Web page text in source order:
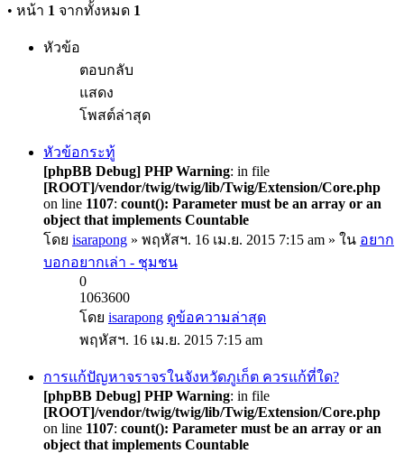
• หน้า 1 จากทั้งหมด 1
หัวข้อ
ตอบกลับ
แสดง
โพสต์ล่าสุด
หัวข้อกระทู้
[phpBB Debug] PHP Warning: in file
[ROOT]/vendor/twig/twig/lib/Twig/Extension/Core.php
on line 1107: count(): Parameter must be an array or an
object that implements Countable
โดย isarapong » พฤหัสฯ. 16 เม.ย. 2015 7:15 am » ใน อยาก
บอกอยากเล่า - ชุมชน
0
1063600
โดย isarapong ดูข้อความล่าสุด
พฤหัสฯ. 16 เม.ย. 2015 7:15 am
การแก้ปัญหาจราจรในจังหวัดภูเก็ต ควรแก้ที่ใด?
[phpBB Debug] PHP Warning: in file
[ROOT]/vendor/twig/twig/lib/Twig/Extension/Core.php
on line 1107: count(): Parameter must be an array or an
object that implements Countable